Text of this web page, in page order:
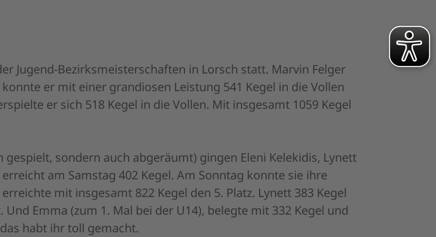
Jugend-Bezirksmeisterschaften in Lorsch statt. Marvin Felger
er mit einer grandiosen Leistung 541 Kegel in die Vollen
er sich 518 Kegel in die Vollen. Mit insgesamt 1059 Kegel
sondern auch abgeräumt) gingen Eleni Kelekidis, Lynett
am Samstag 402 Kegel. Am Sonntag konnte sie ihre
mit insgesamt 822 Kegel den 5. Platz. Lynett 383 Kegel
Emma (zum 1. Mal bei der U14), belegte mit 332 Kegel und
habt ihr toll gemacht.